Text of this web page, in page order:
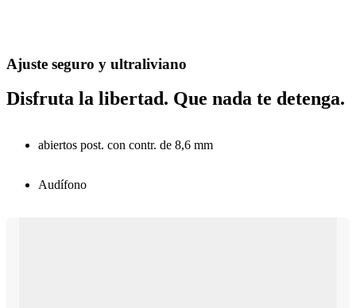
Ajuste seguro y ultraliviano
Disfruta la libertad. Que nada te detenga.
abiertos post. con contr. de 8,6 mm
Audífono